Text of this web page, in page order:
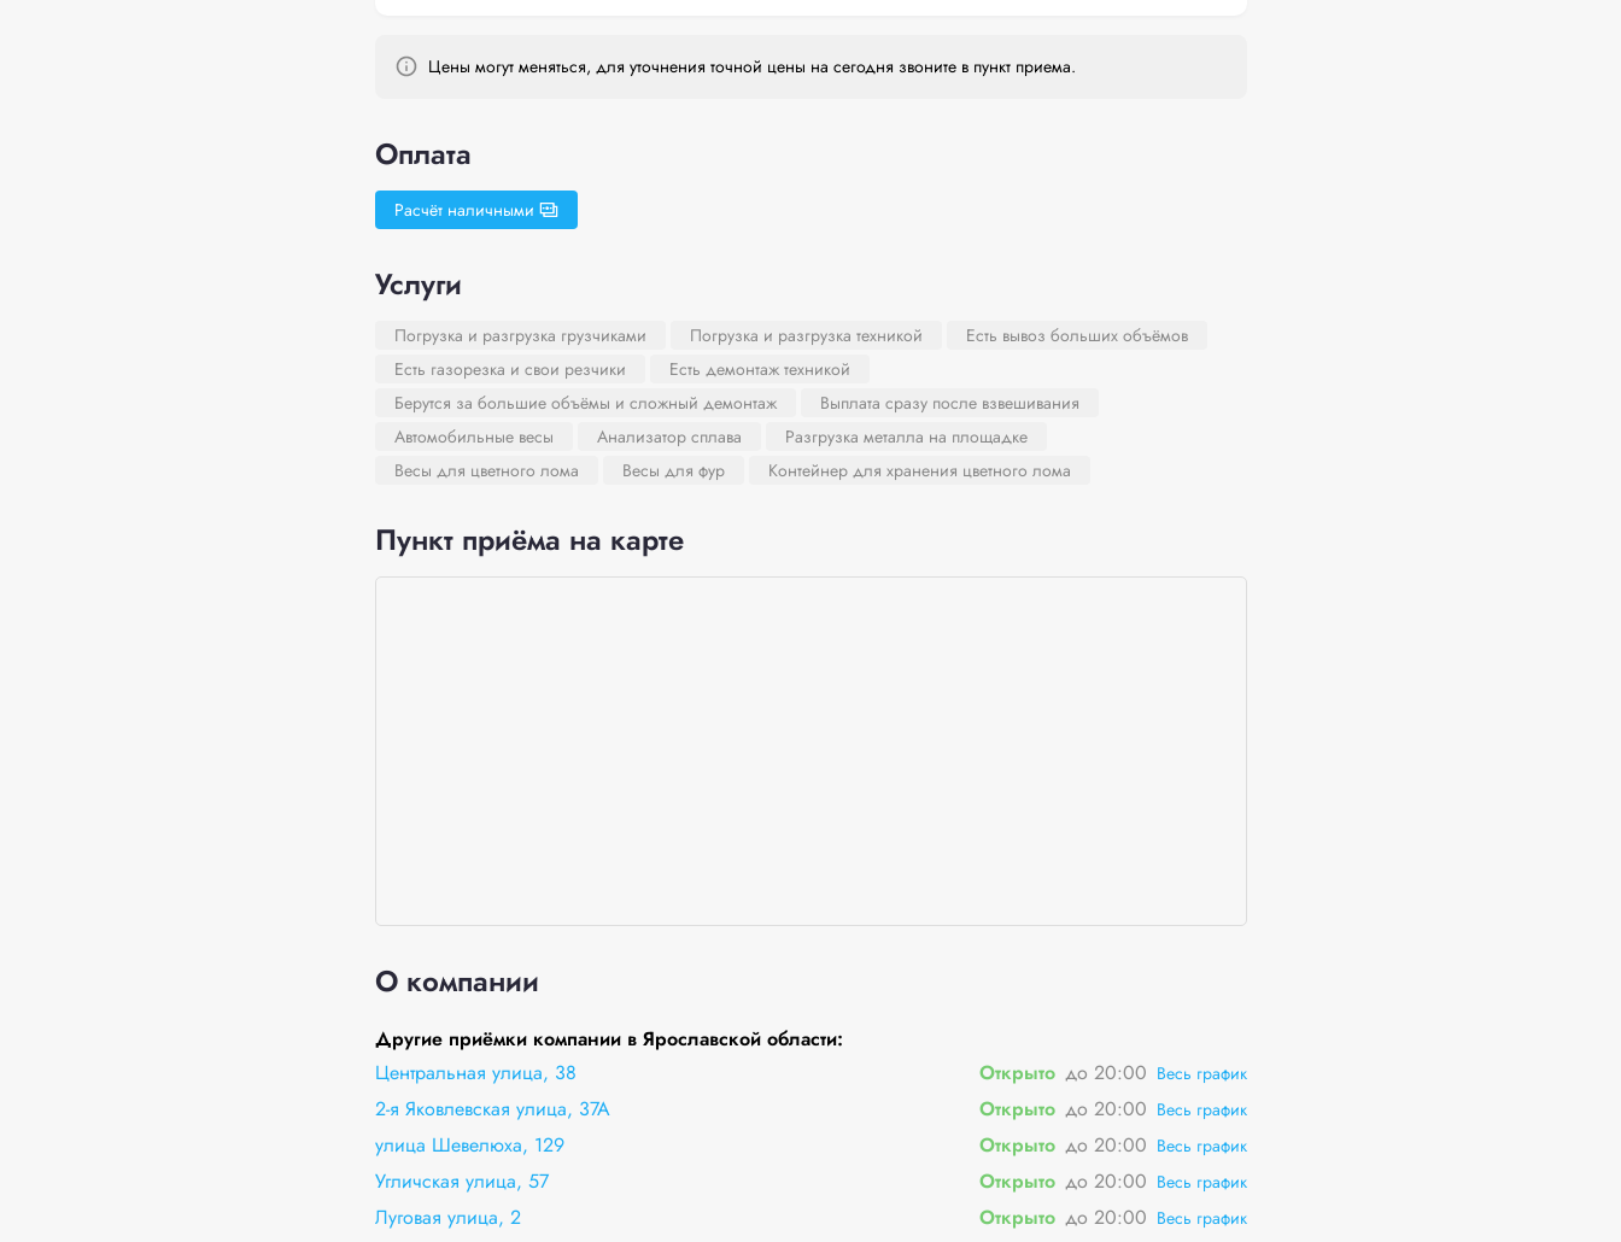
Цены могут меняться, для уточнения точной цены на сегодня звоните в пункт приема.
Оплата
Расчёт наличными
Услуги
Погрузка и разгрузка грузчиками Погрузка и разгрузка техникой
Есть вывоз больших объёмов
Есть газорезка и свои резчики
Есть демонтаж техникой
Берутся за большие объёмы и сложный демонтаж
Выплата сразу после взвешивания
Автомобильные весы
Анализатор сплава
Разгрузка металла на площадке
Весы для цветного лома
Весы для фур Контейнер для хранения цветного лома
Пункт приёма на карте
О компании
Другие приёмки компании в Ярославской области:
Центральная улица, 38
Открыто до 20:00 Весь график
2-я Яковлевская улица, 37А Открыто до 20:00 Весь график
улица Шевелюха, 129 Открыто до 20:00 Весь график
Угличская улица, 57 Открыто до 20:00 Весь график
Луговая улица, 2 Открыто до 20:00 Весь график